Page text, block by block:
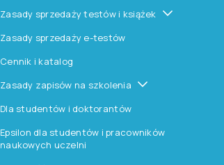
Zasady sprzedaży testów i książek
Zasady sprzedaży e-testów
Cennik i katalog
Zasady zapisów na szkolenia
Dla studentów i doktorantów
Epsilon dla studentów i pracowników
naukowych uczelni